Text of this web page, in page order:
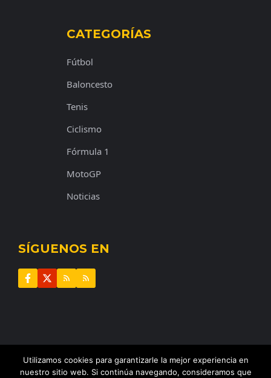
CATEGORÍAS
Fútbol
Baloncesto
Tenis
Ciclismo
Fórmula 1
MotoGP
Noticias
SÍGUENOS EN
© 2025 |El Perímetro•Todos los derechos reservados
Utilizamos cookies para garantizarle la mejor experiencia en
nuestro sitio web. Si continúa navegando, consideramos que